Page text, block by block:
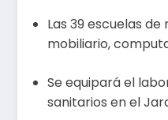
Las 39 escuelas
mobiliario,
Se equipará el
sanitarios en el